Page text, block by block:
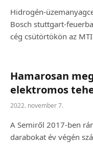
Hidrogén-
Bosch stuttgart-
cég csütörtökön az
Hamarosan
elektromos
2022. november 7.
A Semiről 2017-ben
darabokat év végén